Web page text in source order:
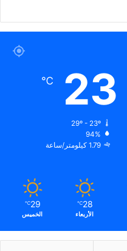
23
℃
29º - 23º
94%
1.79 كيلومتر/ساعة
28
℃
الأربعاء
29
℃
الخميس